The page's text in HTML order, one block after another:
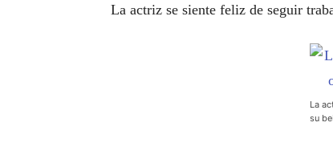
La actriz se siente feliz de seguir
La
su